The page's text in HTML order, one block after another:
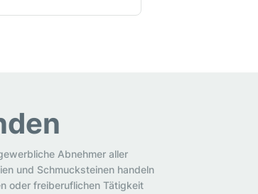
Abnehmer aller
und Schmucksteinen handeln
oder freiberuflichen Tätigkeit